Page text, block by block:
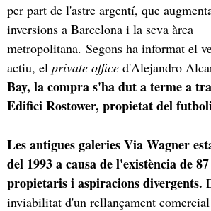
per part de l'astre argentí, que
inversions a Barcelona i la seva àrea
metropolitana. Segons ha informat el
actiu, el private office d'Alejandro
Bay, la compra s'ha dut a terme a
Edifici Rostower, propietat del
Les antigues galeries Via Wagner
del 1993 a causa de l'existència de
propietaris i aspiracions divergents.
inviabilitat d'un rellançament